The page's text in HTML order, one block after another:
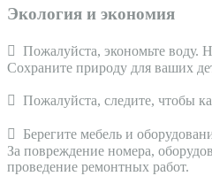
Экология и экономия
 Пожалуйста, экономьте воду.
Сохраните природу для ваших
 Пожалуйста, следите, чтобы
 Берегите мебель и
За повреждение номера,
проведение ремонтных работ.